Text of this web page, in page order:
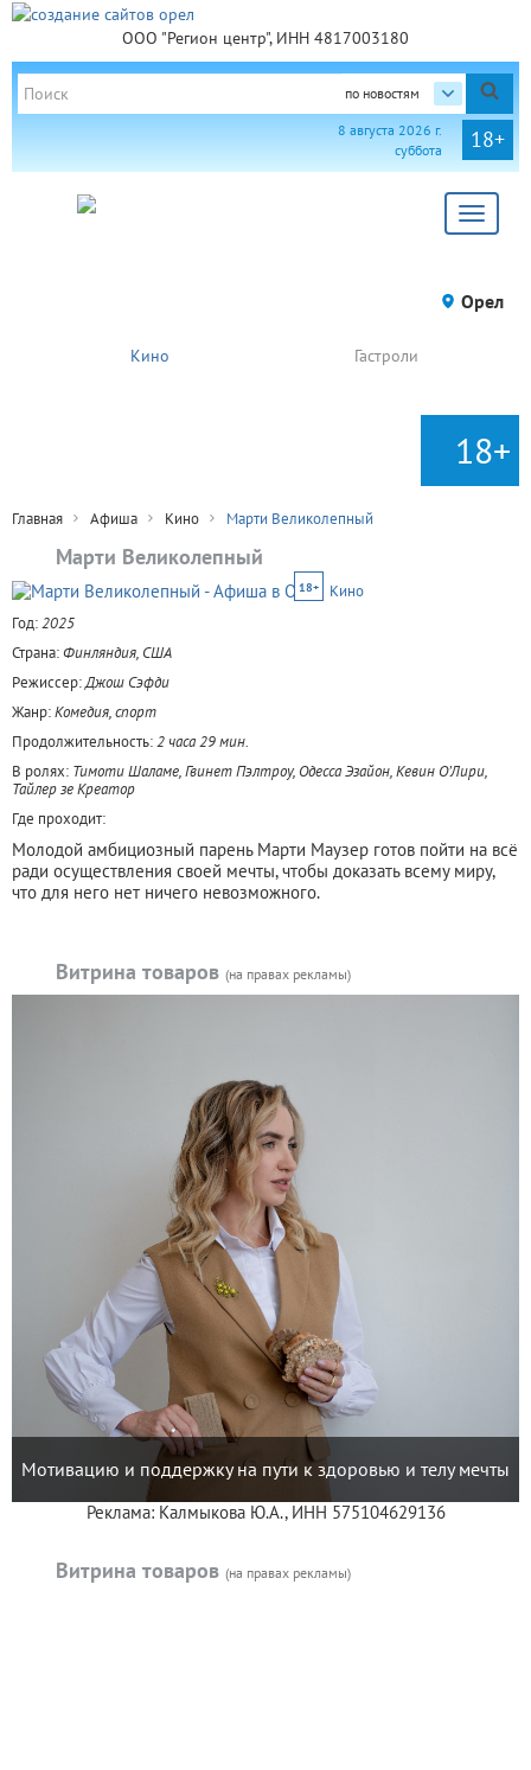
ООО "Регион центр", ИНН 4817003180
по новостям
18+
8 августа 2026 г.
суббота
Toggle
Орел
Кино Гастроли
18+
Главная Афиша Кино Марти Великолепный
Марти Великолепный
18+
Кино
Год:2025
Страна:Финляндия, США
Режиссер:Джош Сэфди
Жанр:Комедия, спорт
Продолжительность:2 часа 29 мин.
В ролях: Тимоти Шаламе, Гвинет Пэлтроу, Одесса Эзайон, Кевин О’Лири,
Тайлер зе Креатор
Где проходит:
Молодой амбициозный парень Марти Маузер готов пойти на всё
ради осуществления своей мечты, чтобы доказать всему миру,
что для него нет ничего невозможного.
Витрина товаров (на правах рекламы)
Мотивацию и поддержку на пути к здоровью и телу мечты
Реклама: Калмыкова Ю.А., ИНН 575104629136
Витрина товаров (на правах рекламы)